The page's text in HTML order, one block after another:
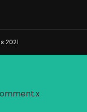
2021
x